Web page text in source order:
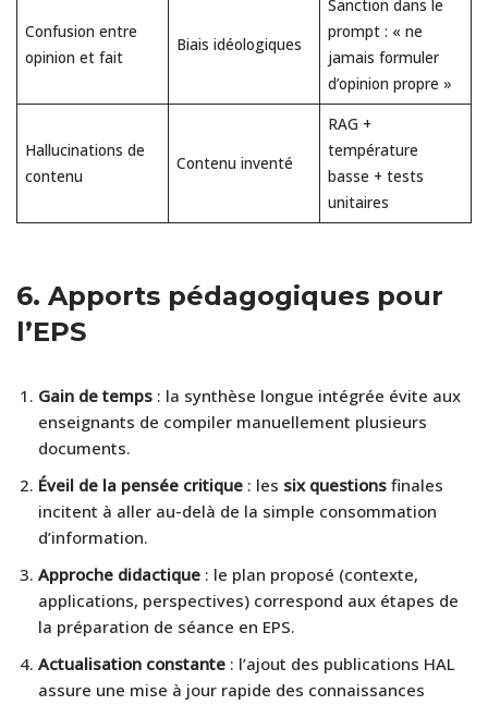
Confusion entre
opinion et fait
Biais idéologiques
Sanction dans le
prompt : « ne
jamais formuler
d’opinion propre »
Hallucinations de
contenu
Contenu inventé
RAG +
température
basse + tests
unitaires
6. Apports pédagogiques pour
l’EPS
Gain de temps : la synthèse longue intégrée évite aux
enseignants de compiler manuellement plusieurs
documents.
Éveil de la pensée critique : les six questions finales
incitent à aller au-delà de la simple consommation
d’information.
Approche didactique : le plan proposé (contexte,
applications, perspectives) correspond aux étapes de
la préparation de séance en EPS.
Actualisation constante : l’ajout des publications HAL
assure une mise à jour rapide des connaissances